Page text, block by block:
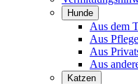
Hunde
Aus dem
Aus
Aus
Aus
Katzen